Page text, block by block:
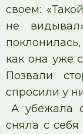
своем:
не
как она уже
Позвали
спросили у
А убежала
сняла с